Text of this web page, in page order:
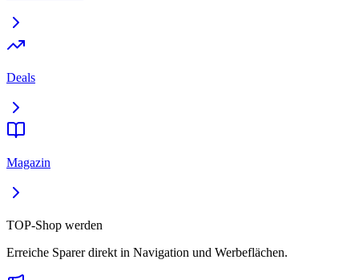
Deals
Magazin
TOP-Shop werden
Erreiche Sparer direkt in Navigation und Werbeflächen.